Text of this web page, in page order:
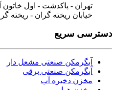
خیابان ریخته گران - ریخته گران 3 –
دسترسی سریع
آبگرمکن صنعتی مشعل دار
آبگرمکن صنعتی برقی
مخزن ذخیره آب